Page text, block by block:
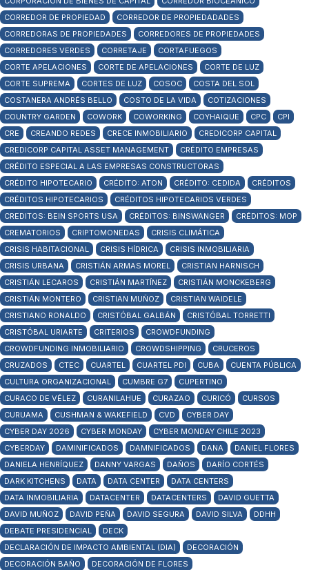
CORREDOR DE PROPIEDAD
CORREDOR DE PROPIEDADADES
CORREDORAS DE PROPIEDADES
CORREDORES DE PROPIEDADES
CORREDORES VERDES
CORRETAJE
CORTAFUEGOS
CORTE APELACIONES
CORTE DE APELACIONES
CORTE DE LUZ
CORTE SUPREMA
CORTES DE LUZ COSOC
COSTA DEL SOL
COSTANERA ANDRÉS BELLO
COSTO DE LA VIDA
COTIZACIONES
COUNTRY GARDEN
COWORK COWORKING COYHAIQUE CPC
CPI
CRE
CREANDO REDES CRECE INMOBILIARIO
CREDICORP CAPITAL
CREDICORP CAPITAL ASSET MANAGEMENT
CRÉDITO EMPRESAS
CRÉDITO ESPECIAL A LAS EMPRESAS CONSTRUCTORAS
CRÉDITO HIPOTECARIO
CRÉDITO: ATON CRÉDITO: CEDIDA
CRÉDITOS
CRÉDITOS HIPOTECARIOS
CRÉDITOS HIPOTECARIOS VERDES
CREDITOS: BEIN SPORTS USA
CRÉDITOS: BINSWANGER
CRÉDITOS: MOP
CREMATORIOS
CRIPTOMONEDAS
CRISIS CLIMÁTICA
CRISIS HABITACIONAL
CRISIS HÍDRICA
CRISIS INMOBILIARIA
CRISIS URBANA
CRISTIÁN ARMAS MOREL
CRISTIAN HARNISCH
CRISTIÁN LECAROS
CRISTIÁN MARTÍNEZ
CRISTIÁN MONCKEBERG
CRISTIÁN MONTERO
CRISTIAN MUÑOZ
CRISTIAN WAIDELE
CRISTIANO RONALDO
CRISTÓBAL GALBÁN
CRISTÓBAL TORRETTI
CRISTÓBAL URIARTE
CRITERIOS
CROWDFUNDING
CROWDFUNDING INMOBILIARIO
CROWDSHIPPING
CRUCEROS
CRUZADOS
CTEC CUARTEL CUARTEL PDI CUBA
CUENTA PÚBLICA
CULTURA ORGANIZACIONAL
CUMBRE G7
CUPERTINO
CURACO DE VÉLEZ
CURANILAHUE CURAZAO CURICÓ
CURSOS
CURUAMA
CUSHMAN & WAKEFIELD CVD
CYBER DAY
CYBER DAY 2026
CYBER MONDAY
CYBER MONDAY CHILE 2023
CYBERDAY
DAMINIFICADOS DAMNIFICADOS DANA
DANIEL FLORES
DANIELA HENRÍQUEZ
DANNY VARGAS DAÑOS
DARÍO CORTÉS
DARK KITCHENS
DATA DATA CENTER
DATA CENTERS
DATA INMOBILIARIA
DATACENTER DATACENTERS
DAVID GUETTA
DAVID MUÑOZ
DAVID PEÑA DAVID SEGURA DAVID SILVA
DDHH
DEBATE PRESIDENCIAL
DECK
DECLARACIÓN DE IMPACTO AMBIENTAL (DIA)
DECORACIÓN
DECORACIÓN BAÑO
DECORACIÓN DE FLORES